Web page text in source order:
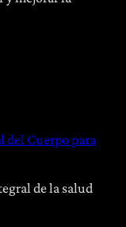
del Cuerpo para
de la salud